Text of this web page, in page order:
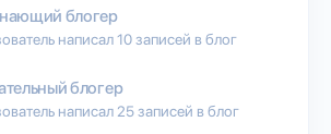
блогер
написал 10 записей в блог
блогер
написал 25 записей в блог